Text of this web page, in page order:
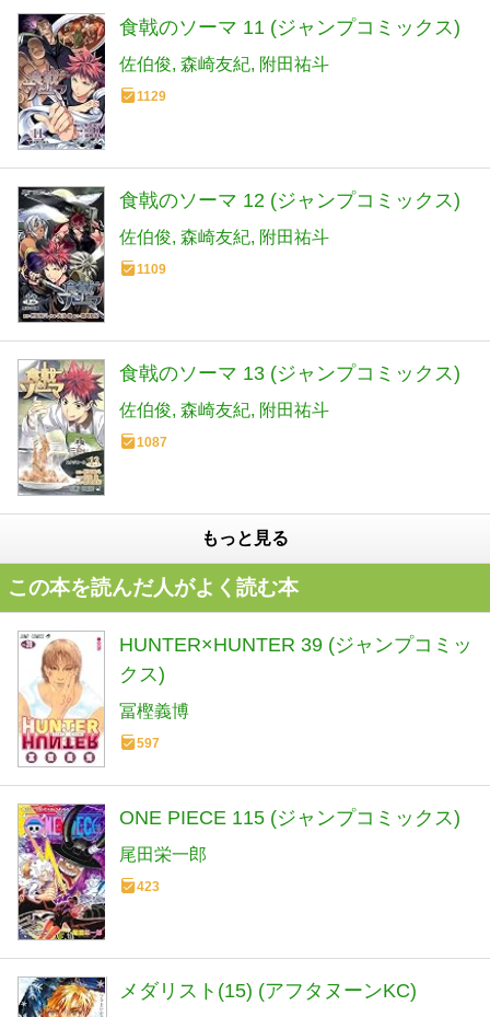
食戟のソーマ 11 (ジャンプコミックス)
佐伯俊 森崎友紀 附田祐斗
1129
食戟のソーマ 12 (ジャンプコミックス)
佐伯俊 森崎友紀 附田祐斗
1109
食戟のソーマ 13 (ジャンプコミックス)
佐伯俊 森崎友紀 附田祐斗
1087
もっと見る
この本を読んだ人がよく読む本
HUNTER×HUNTER 39 (ジャンプコミッ
クス)
冨樫義博
597
ONE PIECE 115 (ジャンプコミックス)
尾田栄一郎
423
メダリスト(15) (アフタヌーンKC)